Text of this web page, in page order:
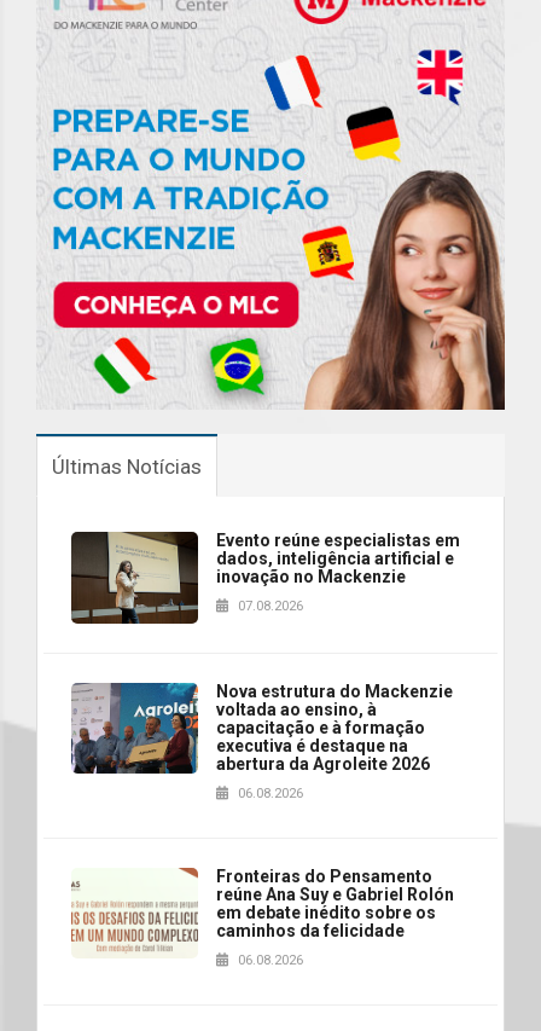
Últimas Notícias
Evento reúne especialistas em
dados, inteligência artificial e
inovação no Mackenzie
07.08.2026
Nova estrutura do Mackenzie
voltada ao ensino, à
capacitação e à formação
executiva é destaque na
abertura da Agroleite 2026
06.08.2026
Fronteiras do Pensamento
reúne Ana Suy e Gabriel Rolón
em debate inédito sobre os
caminhos da felicidade
06.08.2026